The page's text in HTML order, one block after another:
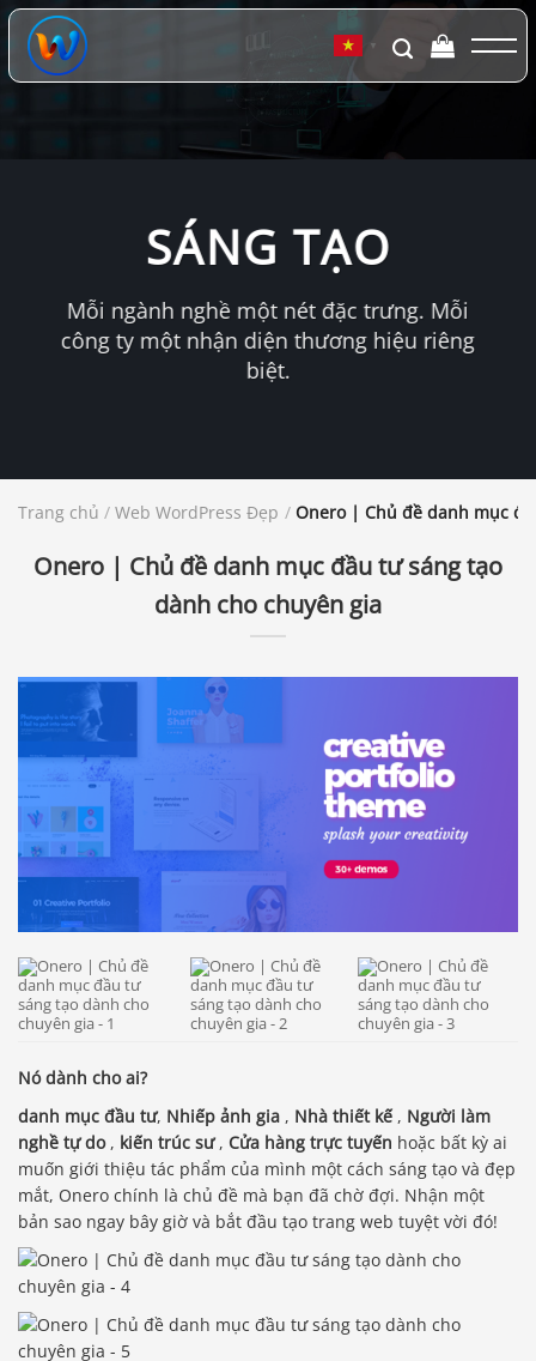
Chuyển
đến
dung
▼
SÁNG TẠO
Mỗi ngành nghề một nét đặc trưng. Mỗi
công ty một nhận diện thương hiệu riêng
biệt.
Trang chủ / Web WordPress Đẹp / Onero | Chủ đề danh mục
Onero | Chủ đề danh mục đầu tư sáng tạo
dành cho chuyên gia
Nó dành cho ai?
danh mục đầu tư, Nhiếp ảnh gia , Nhà thiết kế , Người làm
nghề tự do , kiến trúc sư, Cửa hàng trực tuyến hoặc bất kỳ ai
muốn giới thiệu tác phẩm của mình một cách sáng tạo và đẹp
mắt, Onero chính là chủ đề mà bạn đã chờ đợi. Nhận một
bản sao ngay bây giờ và bắt đầu tạo trang web tuyệt vời đó!